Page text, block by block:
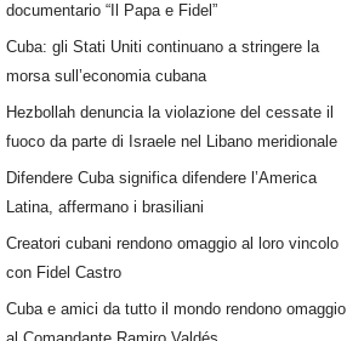
documentario “Il Papa e Fidel”
Cuba: gli Stati Uniti continuano a stringere la
morsa sull’economia cubana
Hezbollah denuncia la violazione del cessate il
fuoco da parte di Israele nel Libano meridionale
Difendere Cuba significa difendere l’America
Latina, affermano i brasiliani
Creatori cubani rendono omaggio al loro vincolo
con Fidel Castro
Cuba e amici da tutto il mondo rendono omaggio